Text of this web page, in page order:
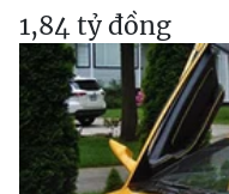
1,84 tỷ đồng